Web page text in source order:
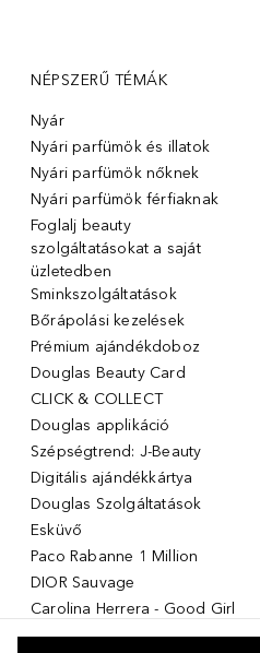
NÉPSZERŰ TÉMÁK
Nyár
Nyári parfümök és illatok
Nyári parfümök nőknek
Nyári parfümök férfiaknak
Foglalj beauty
szolgáltatásokat a saját
üzletedben
Sminkszolgáltatások
Bőrápolási kezelések
Prémium ajándékdoboz
Douglas Beauty Card
CLICK & COLLECT
Douglas applikáció
Szépségtrend: J-Beauty
Digitális ajándékkártya
Douglas Szolgáltatások
Esküvő
Paco Rabanne 1 Million
DIOR Sauvage
Carolina Herrera - Good Girl
Giorgio Armani Stronger with